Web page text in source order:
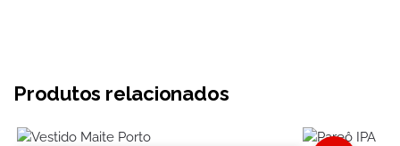
Produtos relacionados